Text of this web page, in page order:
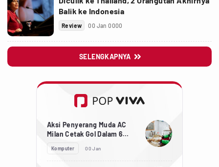
Balik ke Indonesia
Review 00 Jan 0000
SELENGKAPNYA 
Aksi Penyerang Muda AC
Milan Cetak Gol Dalam 6
Komputer 00 Jan